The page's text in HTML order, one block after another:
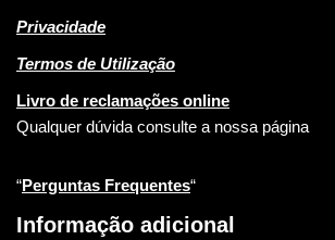
Privacidade
Termos de Utilização
Livro de reclamações online
Qualquer dúvida consulte a nossa página
“Perguntas Frequentes“
Informação adicional